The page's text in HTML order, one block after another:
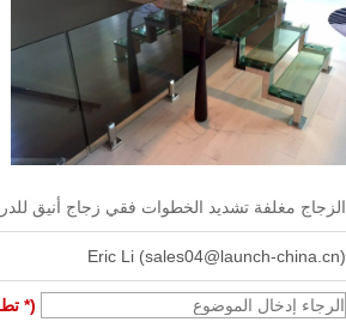
الزجاج مغلفة تشديد الخطوات فقي زجاج أنيق
Eric Li (sales04@launch-china.cn)
(*